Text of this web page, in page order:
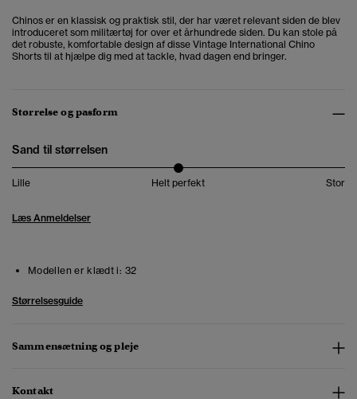
Chinos er en klassisk og praktisk stil, der har været relevant siden de blev
introduceret som militærtøj for over et århundrede siden. Du kan stole på
det robuste, komfortable design af disse Vintage International Chino
Shorts til at hjælpe dig med at tackle, hvad dagen end bringer.
Størrelse og pasform
Sand til størrelsen
Lille Helt perfekt Stor
Læs Anmeldelser
Modellen er klædt i: 32
Størrelsesguide
Sammensætning og pleje
Kontakt